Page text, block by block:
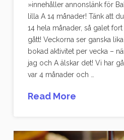
»innehåller annonslänk för
lilla A 14 månader! Tänk att
14 hela månader, så galet
gått! Veckorna ser ganska
bokad aktivitet per vecka –
jag och A älskar det! Vi har
var 4 månader och …
Read More